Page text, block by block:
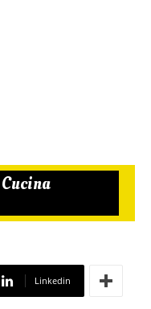
Linkedin